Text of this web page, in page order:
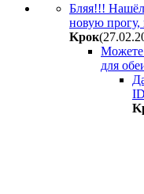
Бляя!!! Нашёл
новую прогу,
Kpoк
Можете
для